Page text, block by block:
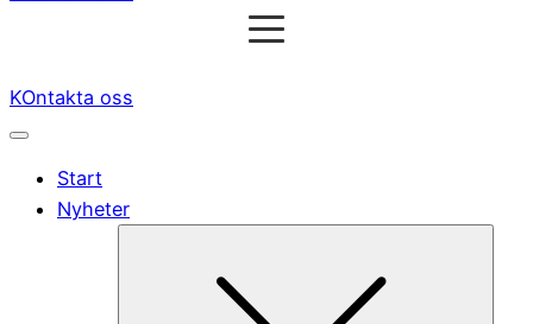
KOntakta oss
Start
Nyheter